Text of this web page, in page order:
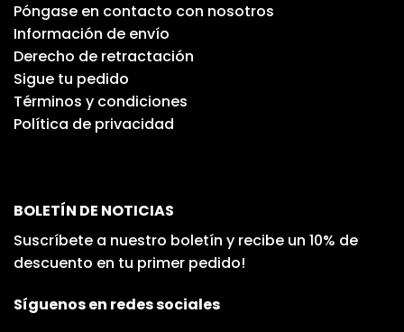
Póngase en contacto con nosotros
Información de envío
Derecho de retractación
Sigue tu pedido
Términos y condiciones
Política de privacidad
BOLETÍN DE NOTICIAS
Suscríbete a nuestro boletín y recibe un 10% de
descuento en tu primer pedido!
Síguenos en redes sociales